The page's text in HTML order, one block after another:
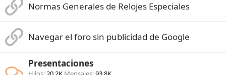
Normas Generales de Relojes Especiales
Navegar el foro sin publicidad de Google
Presentaciones